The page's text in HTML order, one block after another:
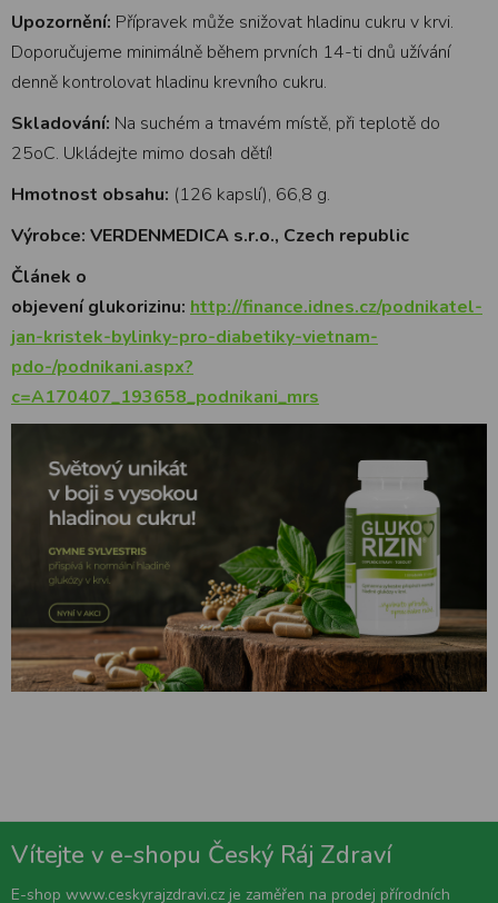
Upozornění: Přípravek může snižovat hladinu cukru v krvi.
Doporučujeme minimálně během prvních 14-ti dnů užívání
denně kontrolovat hladinu krevního cukru.
Skladování: Na suchém a tmavém místě, při teplotě do
25oC. Ukládejte mimo dosah dětí!
Hmotnost obsahu: (126 kapslí), 66,8 g.
Výrobce: VERDENMEDICA s.r.o., Czech republic
Článek o
objevení glukorizinu: http://finance.idnes.cz/podnikatel-
jan-kristek-bylinky-pro-diabetiky-vietnam-
pdo-/podnikani.aspx?
c=A170407_193658_podnikani_mrs
Vítejte v e-shopu Český Ráj Zdraví
E-shop www.ceskyrajzdravi.cz je zaměřen na prodej přírodních